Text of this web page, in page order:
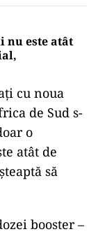
nu este atât
cu noua
de Sud s-
o
atât de
să
booster –